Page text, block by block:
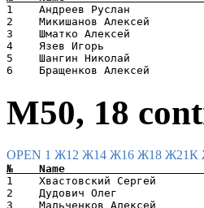
1    Андреев Руслан
2    Микишанов Алексей
3    Шматко Алексей
4    Язев Игорь
5    Шангин Николай
М50, 18
OPEN 1 Ж12 Ж14 Ж16 Ж18 Ж21К
1    Хвастовский Сергей
2    Дудович Олег
3    Мальченков